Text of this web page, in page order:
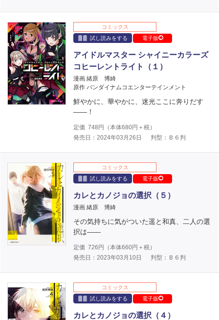
コミックス
試し読みをする
電子版
アイドルマスター シャイニーカラーズ
コヒーレントライト（１）
漫画 緒原 博綺
原作 バンダイナムコエンターテインメント
鮮やかに、華やかに、迷光ここに奔りだす
――！
定価 748 円（本体680円＋税）
発売日：2024年03月26日
判型：Ｂ６判
コミックス
試し読みをする
電子版
カレとカノジョの選択（５）
漫画 緒原 博綺
その気持ちに気がついた遥と和真、二人の選
択は――
定価 726 円（本体660円＋税）
発売日：2023年03月10日
判型：Ｂ６判
コミックス
試し読みをする
電子版
カレとカノジョの選択（４）